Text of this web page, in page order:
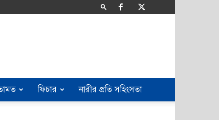
ফিচার নারীর প্রতি সহিংসতা